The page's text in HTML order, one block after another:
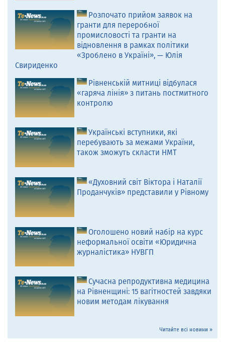
Розпочато прийом заявок на
гранти для переробної
промисловості та гранти на
відновлення в рамках політики
«Зроблено в Україні», — Юлія
Свириденко
Рівненській митниці відбулася
«гаряча лінія» з питань постмитного
контролю
Українські вступники, які
перебувають за межами України,
також зможуть скласти НМТ
«Духовний світ Віктора і Наталії
Проданчуків» представили у Рівному
Оголошено новий набір на курс
неформальної освіти «Юридична
журналістика» НУВГП
Сучасна репродуктивна медицина
на Рівненщині: 15 вагітностей завдяки
новим методам лікування
Читайте всі новини »